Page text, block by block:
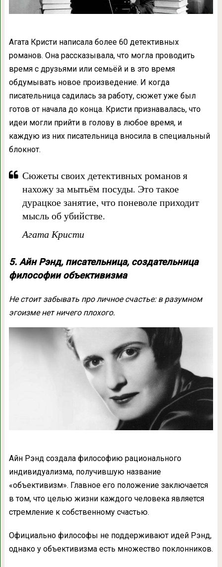
Агата Кристи написала более 60 детективных
романов. Она рассказывала, что могла проводить
время с друзьями или семьёй и в это время
обдумывать новое произведение. И когда
писательница садилась за работу, сюжет уже был
готов от начала до конца. Кристи признавалась, что
идеи могли прийти в голову в любое время, и
каждую из них писательница вносила в специальный
блокнот.
Сюжеты своих детективных романов я
нахожу за мытьём посуды. Это такое
дурацкое занятие, что поневоле приходит
мысль об убийстве.
Агата Кристи
5. Айн Рэнд, писательница, создательница
философии объективизма
Не стоит забывать про личное счастье: в разумном
эгоизме нет ничего плохого.
Айн Рэнд создала философию рационального
индивидуализма, получившую название
«объективизм». Главное его положение заключается
в том, что целью жизни каждого человека является
стремление к собственному счастью.
Официально философы не поддерживают идей Рэнд,
однако у объективизма есть множество поклонников.